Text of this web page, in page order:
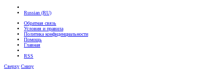
Russian (RU)
Обратная связь
Условия и правила
Политика конфиденциальности
Помощь
Главная
RSS
Сверху Снизу